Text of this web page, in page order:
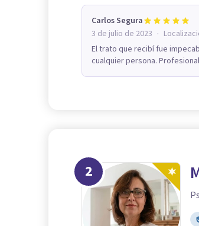
Carlos Segura
3 de julio de 2023 ·
El trato que recibí fue
cualquier persona.
2